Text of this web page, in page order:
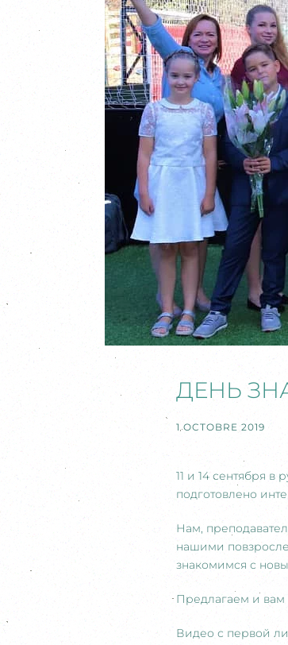
ДЕНЬ
1 OCTOBRE 2019
11 и 14 сентября
подготовлено
Нам,
нашими
знакомимся с
Предлагаем и
Видео с первой